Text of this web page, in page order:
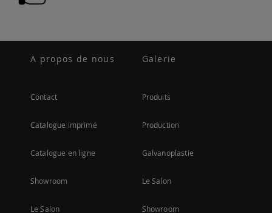
A propos de nous
Contact
Catalogue imprimé
Catalogue en ligne
Showroom
Le Salon
Galerie
Produits
Production
Galvanoplastie
Le Salon
Showroom